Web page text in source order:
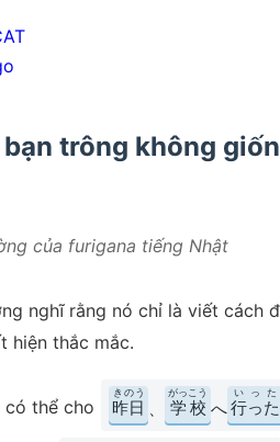
trông không
của furigana tiếng Nhật
nghĩ rằng nó chỉ là viết cách
hiện thắc mắc.
thể cho 昨日
きのう
、 学校
がっこう
へ行った
いった